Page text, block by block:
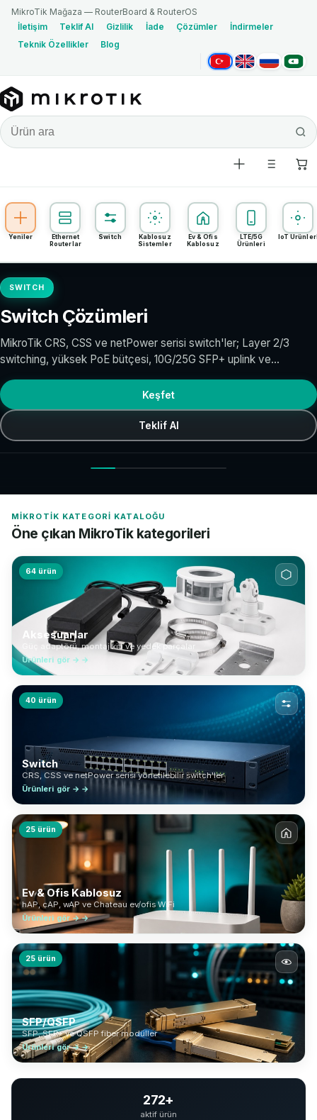
MikroTik Mağaza — RouterBoard & RouterOS
İletişim
Teklif Al Gizlilik İade Çözümler
İndirmeler
Teknik Özellikler
Blog
TürkçeEnglishРусскийالعربية
Yeniler
Ethernet
Routerlar
Switch
Kablosuz
Sistemler
Ev & Ofis
Kablosuz
LTE/5G
Ürünleri
IoT
SWITCH
Switch Çözümleri
MikroTik CRS, CSS ve netPower serisi switch'ler; Layer 2/3
switching, yüksek PoE bütçesi, 10G/25G SFP+ uplink ve
güçlendirir. CRS3xx ve CSS610 modelleri omurga ve erişim
katmanında yaygın tercih edilir.
Keşfet
Teklif Al
MIKROTIK KATEGORI KATALOĞU
Öne çıkan MikroTik kategorileri
64 ürün
Aksesuarlar
Güç adaptörü, montaj kiti ve yedek parçalar
Ürünleri gör → →
40 ürün
Switch
CRS, CSS ve netPower serisi yönetilebilir switch'ler
Ürünleri gör → →
25 ürün
Ev & Ofis Kablosuz
hAP, cAP, wAP ve Chateau ev/ofis WiFi
Ürünleri gör → →
25 ürün
SFP/QSFP
SFP, SFP+ ve QSFP fiber modüller
Ürünleri gör → →
272+
aktif ürün